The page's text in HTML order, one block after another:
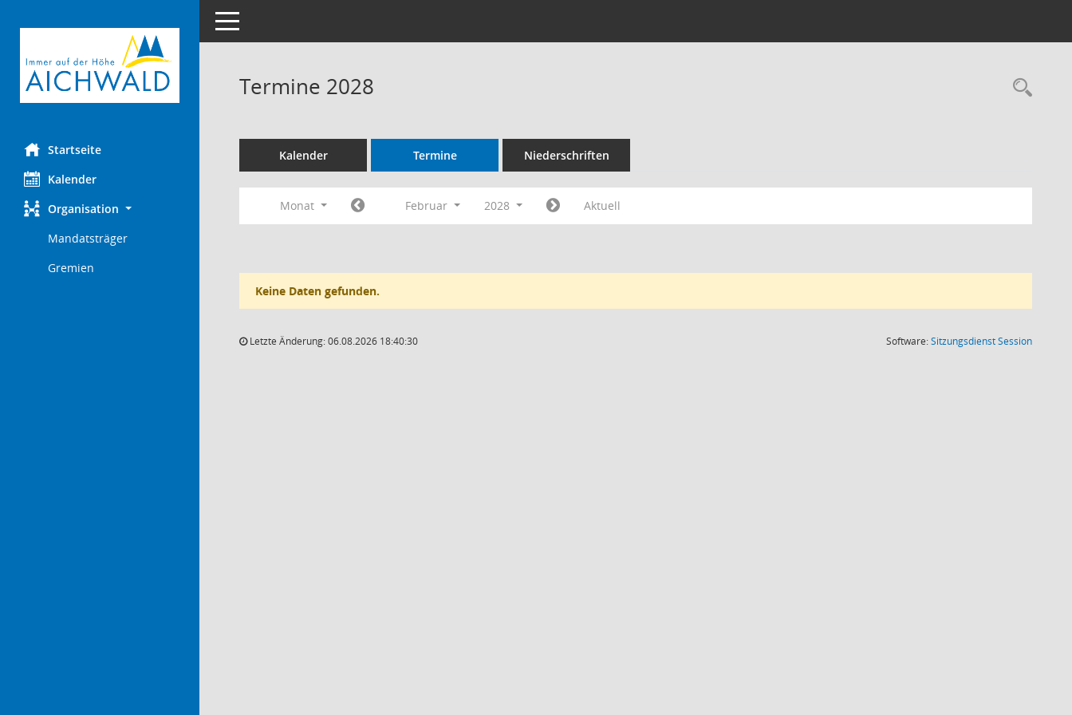
Startseite
Kalender
Organisation
Mandatsträger
Gremien
Toggle navigation
Termine 2028
Kalender Termine Niederschriften
Monat Februar 2028 Aktuell
Keine Daten gefunden.
Letzte Änderung: 06.08.2026 18:40:30 Software:SitzungsdienstSession(Wird in